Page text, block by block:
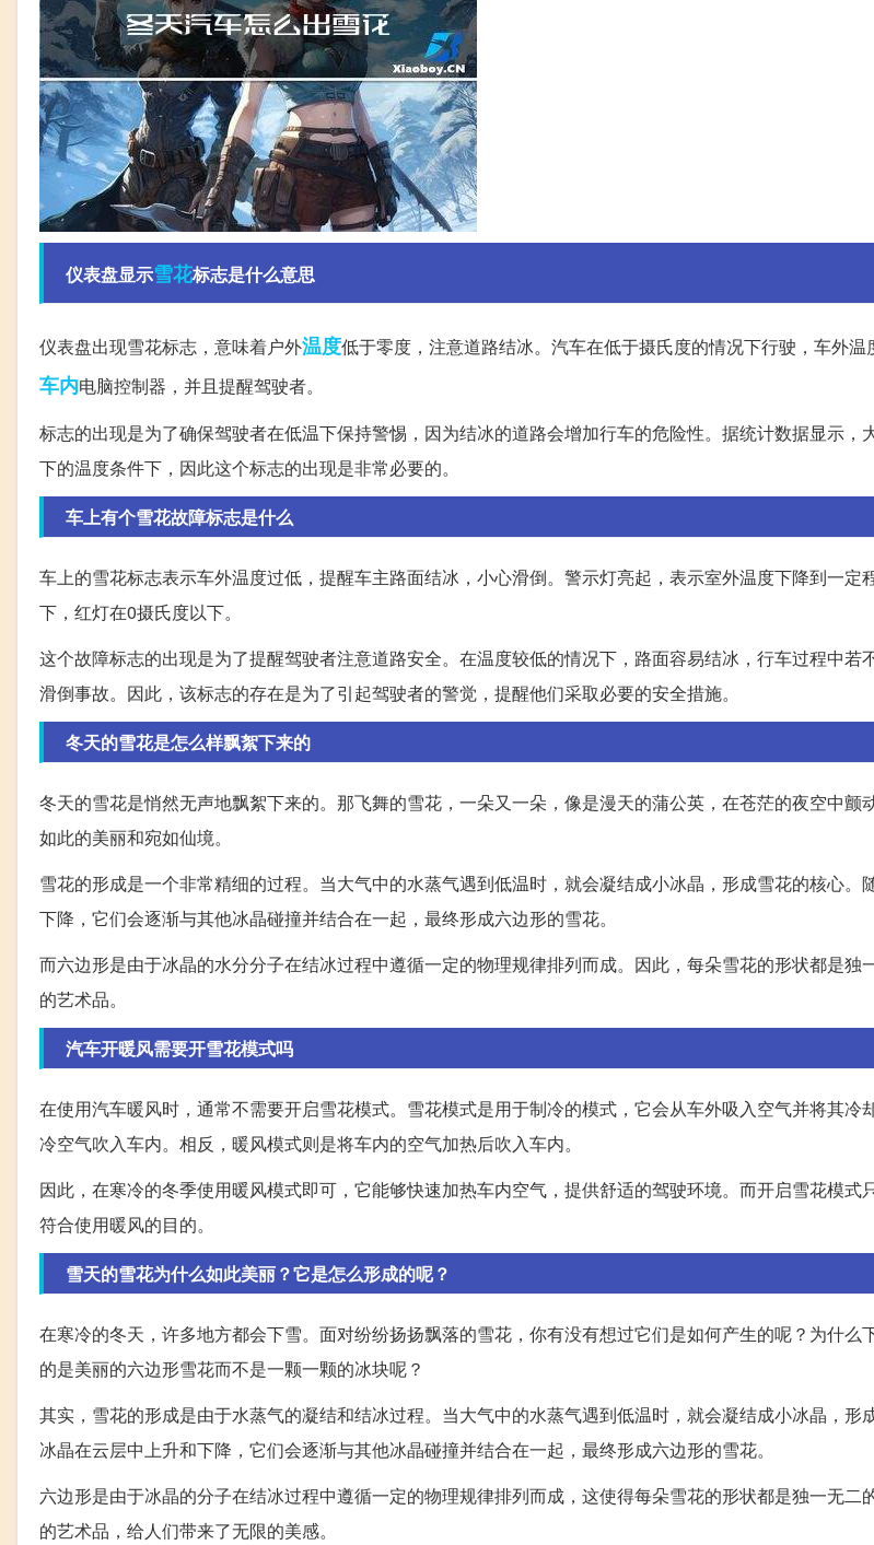
仪表盘显示雪花标志是什么意思
仪表盘出现雪花标志，意味着户外温度低于零度，注意道路结冰。汽车在低于摄氏度的情况下行驶，车外
车内电脑控制器，并且提醒驾驶者。
标志的出现是为了确保驾驶者在低温下保持警惕，因为结冰的道路会增加行车的危险性。据统计数据显示，
下的温度条件下，因此这个标志的出现是非常必要的。
车上有个雪花故障标志是什么
车上的雪花标志表示车外温度过低，提醒车主路面结冰，小心滑倒。警示灯亮起，表示室外温度下降到一定
下，红灯在0摄氏度以下。
这个故障标志的出现是为了提醒驾驶者注意道路安全。在温度较低的情况下，路面容易结冰，行车过程中若
滑倒事故。因此，该标志的存在是为了引起驾驶者的警觉，提醒他们采取必要的安全措施。
冬天的雪花是怎么样飘絮下来的
冬天的雪花是悄然无声地飘絮下来的。那飞舞的雪花，一朵又一朵，像是漫天的蒲公英，在苍茫的夜空中颤
如此的美丽和宛如仙境。
雪花的形成是一个非常精细的过程。当大气中的水蒸气遇到低温时，就会凝结成小冰晶，形成雪花的核心。
下降，它们会逐渐与其他冰晶碰撞并结合在一起，最终形成六边形的雪花。
而六边形是由于冰晶的水分分子在结冰过程中遵循一定的物理规律排列而成。因此，每朵雪花的形状都是独
的艺术品。
汽车开暖风需要开雪花模式吗
在使用汽车暖风时，通常不需要开启雪花模式。雪花模式是用于制冷的模式，它会从车外吸入空气并将其冷
冷空气吹入车内。相反，暖风模式则是将车内的空气加热后吹入车内。
因此，在寒冷的冬季使用暖风模式即可，它能够快速加热车内空气，提供舒适的驾驶环境。而开启雪花模式
符合使用暖风的目的。
雪天的雪花为什么如此美丽？它是怎么形成的呢？
在寒冷的冬天，许多地方都会下雪。面对纷纷扬扬飘落的雪花，你有没有想过它们是如何产生的呢？为什么
的是美丽的六边形雪花而不是一颗一颗的冰块呢？
其实，雪花的形成是由于水蒸气的凝结和结冰过程。当大气中的水蒸气遇到低温时，就会凝结成小冰晶，形
冰晶在云层中上升和下降，它们会逐渐与其他冰晶碰撞并结合在一起，最终形成六边形的雪花。
六边形是由于冰晶的分子在结冰过程中遵循一定的物理规律排列而成，这使得每朵雪花的形状都是独一无二
的艺术品，给人们带来了无限的美感。